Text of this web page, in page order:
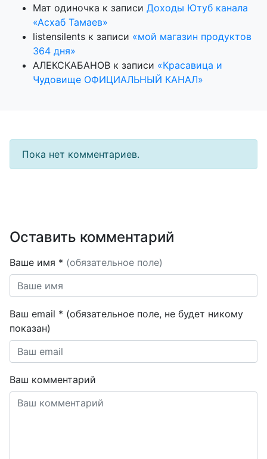
Мат одиночка к записи Доходы Ютуб канала
«Асхаб Тамаев»
listensilents к записи «мой магазин продуктов
364 дня»
АЛЕКСКАБАНОВ к записи «Красавица и
Чудовище ОФИЦИАЛЬНЫЙ КАНАЛ»
Пока нет комментариев.
Оставить комментарий
Ваше имя * (обязательное поле)
Ваш email * (обязательное поле, не будет никому
показан)
Ваш комментарий